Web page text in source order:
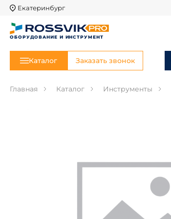
Екатеринбург
ОБОРУДОВАНИЕ И ИНСТРУМЕНТ
Каталог Заказать звонок
Главная Каталог Инструменты